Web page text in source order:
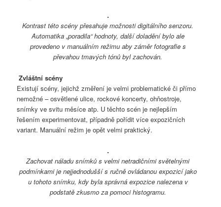
Kontrast této scény přesahuje možnosti digitálního senzoru.
Automatika „poradila“ hodnoty, další doladění bylo ale
provedeno v manuálním režimu aby záměr fotografie s
převahou tmavých tónů byl zachován.
Zvláštní scény
Existují scény, jejichž změření je velmi problematické či přímo
nemožné – osvětlené ulice, rockové koncerty, ohňostroje,
snímky ve svitu měsíce atp. U těchto scén je nejlepším
řešením experimentovat, případně pořídit více expozičních
variant. Manuální režim je opět velmi praktický.
Zachovat náladu snímků s velmi netradičními světelnými
podmínkami je nejjednodušší s ručně ovládanou expozicí jako
u tohoto snímku, kdy byla správná expozice nalezena v
podstatě zkusmo za pomoci histogramu.